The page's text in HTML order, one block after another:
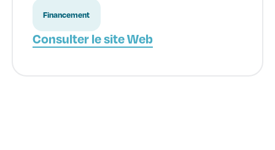
Financement
Consulter le site Web